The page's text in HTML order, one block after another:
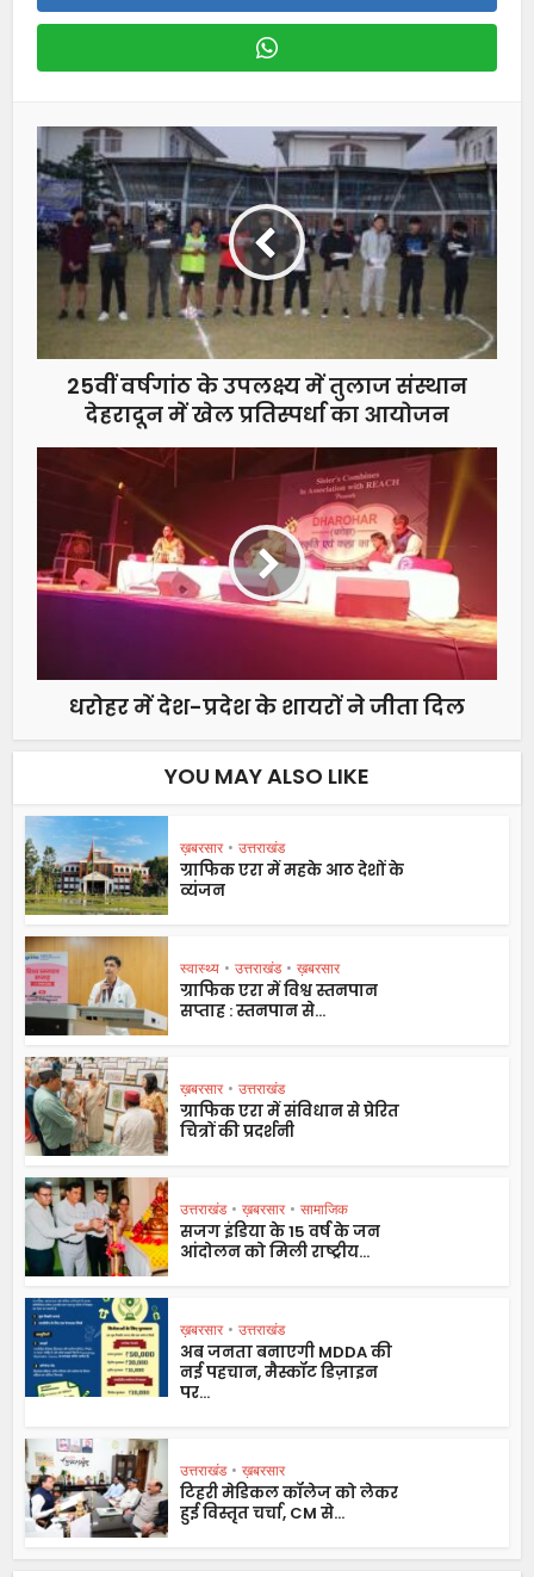
25वीं वर्षगांठ के उपलक्ष्य में तुलाज संस्थान
देहरादून में खेल प्रतिस्पर्धा का आयोजन
धरोहर में देश-प्रदेश के शायरों ने जीता दिल
YOU MAY ALSO LIKE
ख़बरसार • उत्तराखंड
ग्राफिक एरा में महके आठ देशों के
व्यंजन
स्वास्थ्य • उत्तराखंड • ख़बरसार
ग्राफिक एरा में विश्व स्तनपान
सप्ताह : स्तनपान से...
ख़बरसार • उत्तराखंड
ग्राफिक एरा में संविधान से प्रेरित
चित्रों की प्रदर्शनी
उत्तराखंड • ख़बरसार • सामाजिक
सजग इंडिया के 15 वर्ष के जन
आंदोलन को मिली राष्ट्रीय...
ख़बरसार • उत्तराखंड
अब जनता बनाएगी MDDA की
नई पहचान, मैस्कॉट डिज़ाइन
पर...
उत्तराखंड • ख़बरसार
टिहरी मेडिकल कॉलेज को लेकर
हुई विस्तृत चर्चा, CM से...